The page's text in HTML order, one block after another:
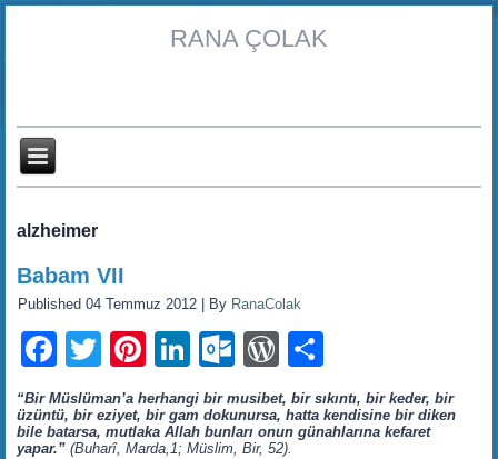
RANA ÇOLAK
alzheimer
Babam VII
Published 04 Temmuz 2012 By RanaColak
Facebook
TwitterPinterest
LinkedIn
Outlook.com
WordPress
“Bir Müslüman’a herhangi bir musibet, bir sıkıntı, bir keder, bir
üzüntü, bir eziyet, bir gam dokunursa, hatta kendisine bir diken
bile batarsa, mutlaka Allah bunları onun günahlarına kefaret
yapar.” (Buharî, Marda,1; Müslim, Bir, 52).